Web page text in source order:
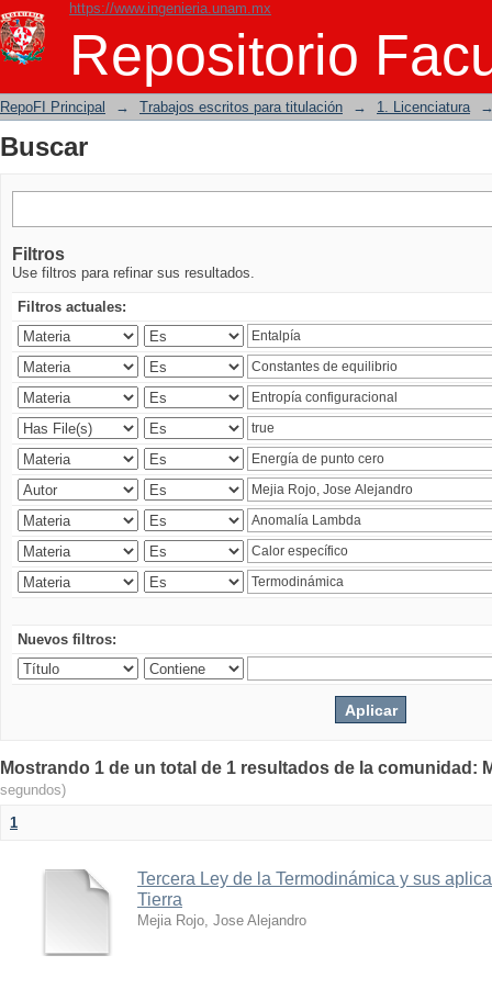
https://www.ingenieria.unam.mx
Repositorio
Buscar
RepoFI Principal → Trabajos escritos para titulación → 1. Licenciatura
Buscar
Filtros
Use filtros para refinar sus resultados.
Filtros actuales:
Nuevos filtros:
Mostrando 1 de un total de 1 resultados de la comunidad:
segundos)
1
Tercera Ley de la Termodinámica y sus
Tierra
Mejia Rojo, Jose Alejandro